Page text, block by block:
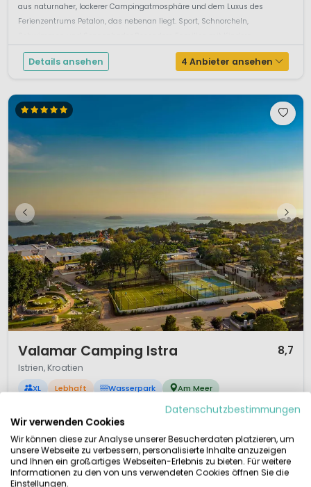
aus naturnaher, lockerer Campingatmosphäre und dem Luxus des
Ferienzentrums Petalon, das nebenan liegt. Sport, Schnorcheln,
genie&szli...
Details ansehen 4 Anbieter ansehen
Valamar Camping Istra 8,7
Istrien, Kroatien
XL Lebhaft Wasserpark Am Meer
Wasserpark mit Rutschen
Animation für Jung und Alt
Ein moderner Spitzencampingplatz mit einem zwei Kilometer langen
Kiesstrand an der Küste von Istrien – mit vielen Einrichtungen für Ihren
Datenschutzbestimmungen
Wir verwenden Cookies
Wir können diese zur Analyse unserer Besucherdaten platzieren, um
unsere Webseite zu verbessern, personalisierte Inhalte anzuzeigen
und Ihnen ein großartiges Webseiten-Erlebnis zu bieten. Für weitere
Informationen zu den von uns verwendeten Cookies öffnen Sie die
Einstellungen.